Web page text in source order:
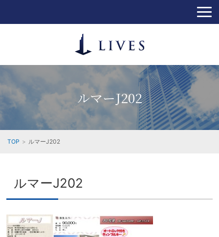
ルマーJ202
TOP ルマーJ202
ルマーJ202